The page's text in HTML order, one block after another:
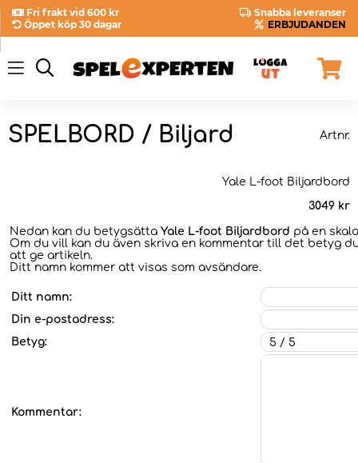
Fri frakt vid 600 kr
Snabba leveranser
Öppet köp 30 dagar
ERBJUDANDEN
SPELBORD / Biljard Artnr.
Yale L-foot Biljardbord
3049 kr
Nedan kan du betygsätta Yale L-foot Biljardbord på en
Om du vill kan du även skriva en kommentar till det betyg
att ge artikeln.
Ditt namn kommer att visas som avsändare.
Ditt namn:
Din e-postadress:
Betyg:
Kommentar: